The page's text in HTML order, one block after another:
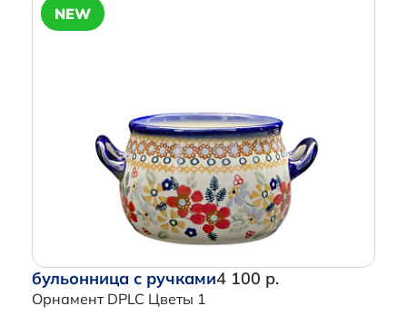
NEW
бульонница с ручками
Орнамент DPLC Цветы 1
4 100 р.